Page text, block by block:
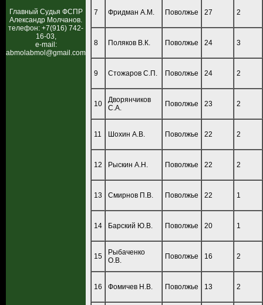
Главный Судья ФСПР
Александр Молчанов.
телефон: +7(916) 742-
16-03,
e-mail:
abmolabmol@gmail.com
7 Фридман А.М. Поволжье 27 2
8 Поляков В.К. Поволжье 24 3
9 Стожаров С.П. Поволжье 24 2
10
Дворянчиков
С.А.
Поволжье 23 2
11 Шохин А.В. Поволжье 22 2
12 Рыскин А.Н. Поволжье 22 2
13 Смирнов П.В. Поволжье 22 1
14 Барский Ю.В. Поволжье 20 1
15
Рыбаченко
О.В.
Поволжье 16 2
16 Фомичев Н.В. Поволжье 13 2